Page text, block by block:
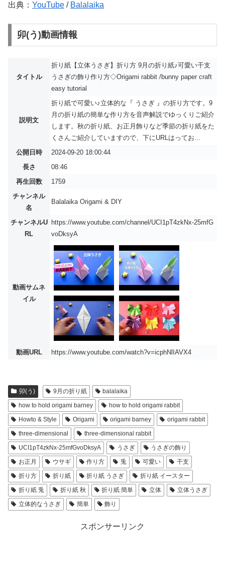
出典： YouTube / Balalaika
卯(う)動画情報
タイトル
折り紙【立体うさぎ】折り方 9月の折り紙♪可愛い干支
うさぎの飾り作り方◇Origami rabbit /bunny paper craft
easy tutorial
説明文
折り紙で可愛い♪立体的な『 うさぎ 』の折り方です。9
月の折り紙の簡単な作り方を音声解説でゆっくりご紹介
します。秋の折り紙、お正月飾りなど季節の折り紙をた
くさんご紹介していますので、下にURLはってお...
公開日時
2024-09-20 18:00:44
長さ
08:46
再生回数
1759
チャンネル
名
Balalaika Origami & DIY
チャンネルU
RL
https://www.youtube.com/channel/UCI1pT4zkNx-25mfG
voDksyA
動画サムネ
イル
動画URL https://www.youtube.com/watch?v=icphNlIAVX4
卯(う) 9月の折り紙
balalaika
how to hold origami barney
how to hold origami rabbit
Howto & Style
Origami origami barney
origami rabbit
three-dimensional
three-dimensional rabbit
UCI1pT4zkNx-25mfGvoDksyA
うさぎ
うさぎの飾り
お正月
ウサギ 作り方 兎 可愛い
干支
折り方
折り紙 折り紙 うさぎ
折り紙 イースター
折り紙 兎
折り紙 秋 折り紙 簡単 立体
立体うさぎ
立体的なうさぎ
簡単 飾り
スポンサーリンク